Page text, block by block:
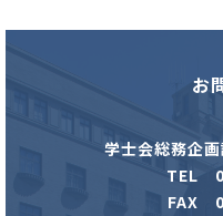
お
学士会総務企
TEL
FAX